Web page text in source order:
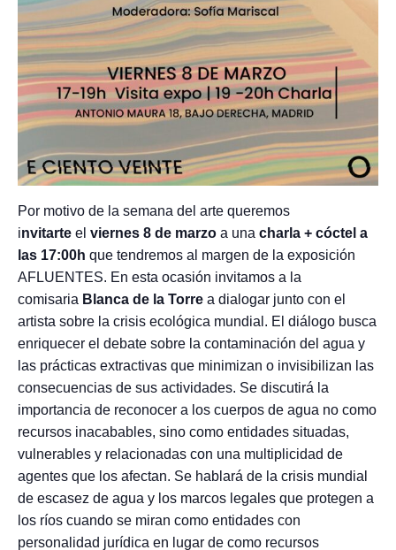
Por motivo de la semana del arte queremos
invitarte el viernes 8 de marzo a una charla + cóctel a
las 17:00h que tendremos al margen de la exposición
AFLUENTES. En esta ocasión invitamos a la
comisaria Blanca de la Torre a dialogar junto con el
artista sobre la crisis ecológica mundial. El diálogo busca
enriquecer el debate sobre la contaminación del agua y
las prácticas extractivas que minimizan o invisibilizan las
consecuencias de sus actividades. Se discutirá la
importancia de reconocer a los cuerpos de agua no como
recursos inacabables, sino como entidades situadas,
vulnerables y relacionadas con una multiplicidad de
agentes que los afectan. Se hablará de la crisis mundial
de escasez de agua y los marcos legales que protegen a
los ríos cuando se miran como entidades con
personalidad jurídica en lugar de como recursos